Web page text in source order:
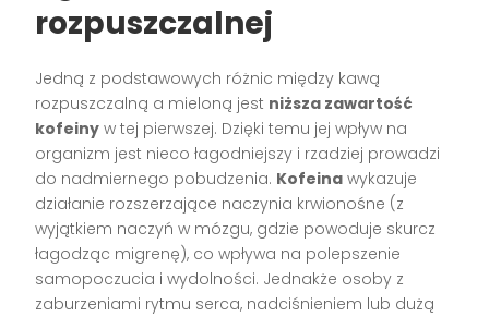
rozpuszczalnej
Jedną z podstawowych różnic między kawą
rozpuszczalną a mieloną jest niższa zawartość
kofeiny w tej pierwszej. Dzięki temu jej wpływ na
organizm jest nieco łagodniejszy i rzadziej prowadzi
do nadmiernego pobudzenia. Kofeina wykazuje
działanie rozszerzające naczynia krwionośne (z
wyjątkiem naczyń w mózgu, gdzie powoduje skurcz
łagodząc migrenę), co wpływa na polepszenie
samopoczucia i wydolności. Jednakże osoby z
zaburzeniami rytmu serca, nadciśnieniem lub dużą